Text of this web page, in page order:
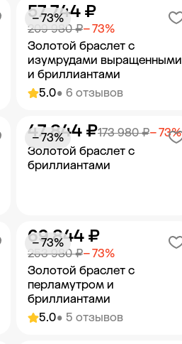
Добавить в корзину
5.0• 6 отзывов
Золотой браслет с
изумрудами выращенными
и бриллиантами
209 980 ₽− 73%
57 744 ₽
− 73%
Добавить в корзину
Золотой браслет с
бриллиантами
173 980 ₽− 73%
47 844 ₽
− 73%
Добавить в корзину
5.0• 5 отзывов
Золотой браслет с
перламутром и
бриллиантами
253 980 ₽− 73%
69 844 ₽
− 73%